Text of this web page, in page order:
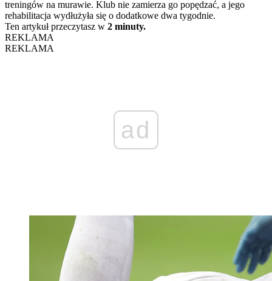
treningów na murawie. Klub nie zamierza go popędzać, a jego
rehabilitacja wydłużyła się o dodatkowe dwa tygodnie.
Ten artykuł przeczytasz w 2 minuty.
REKLAMA
REKLAMA
ad